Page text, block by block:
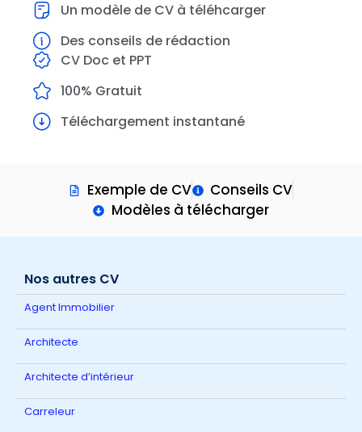
Un modèle de CV à téléhcarger
Des conseils de rédaction
CV Doc et PPT
100% Gratuit
Téléchargement instantané
Exemple de CV
Conseils CV
Modèles à télécharger
Nos autres CV
Agent Immobilier
Architecte
Architecte d’intérieur
Carreleur